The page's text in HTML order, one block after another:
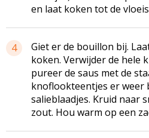
en laat koken tot de
4
Giet er de bouillon bij.
koken. Verwijder de hele
pureer de saus met de
knoflookteentjes er weer
salieblaadjes. Kruid naar
zout. Hou warm op een